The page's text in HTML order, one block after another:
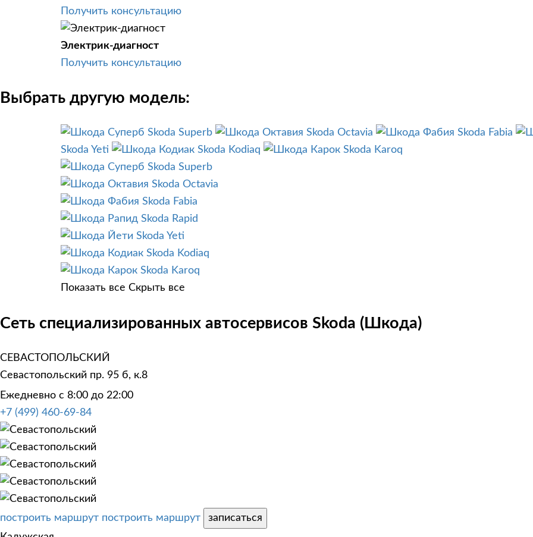
Получить консультацию
Электрик-диагност
Получить консультацию
Выбрать другую модель:
Skoda Superb Skoda Octavia
Skoda Fabia
Skoda Yeti
Skoda Kodiaq
Skoda Karoq
Skoda Superb
Skoda Octavia
Skoda Fabia
Skoda Rapid
Skoda Yeti
Skoda Kodiaq
Skoda Karoq
Показать все Скрыть все
Сеть специализированных автосервисов Skoda (Шкода)
СЕВАСТОПОЛЬСКИЙ
Севастопольский пр. 95 б, к.8
Ежедневно с 8:00 до 22:00
+7 (499) 460-69-84
построить маршрут построить маршрут
записаться